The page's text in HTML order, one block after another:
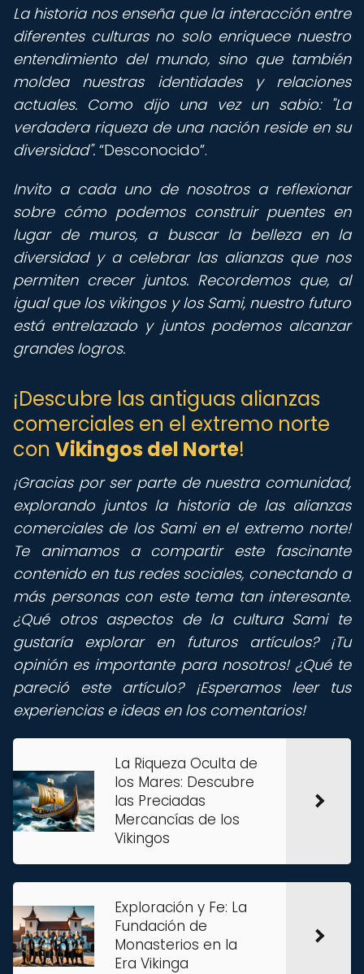
La historia nos enseña que la interacción entre
diferentes culturas no solo enriquece nuestro
entendimiento del mundo, sino que también
moldea nuestras identidades y relaciones
actuales. Como dijo una vez un sabio: "La
verdadera riqueza de una nación reside en su
diversidad". Desconocido .
Invito a cada uno de nosotros a reflexionar
sobre cómo podemos construir puentes en
lugar de muros, a buscar la belleza en la
diversidad y a celebrar las alianzas que nos
permiten crecer juntos. Recordemos que, al
igual que los vikingos y los Sami, nuestro futuro
está entrelazado y juntos podemos alcanzar
grandes logros.
¡Descubre las antiguas alianzas
comerciales en el extremo norte
con Vikingos del Norte!
¡Gracias por ser parte de nuestra comunidad,
explorando juntos la historia de las alianzas
comerciales de los Sami en el extremo norte!
Te animamos a compartir este fascinante
contenido en tus redes sociales, conectando a
más personas con este tema tan interesante.
¿Qué otros aspectos de la cultura Sami te
gustaría explorar en futuros artículos? ¡Tu
opinión es importante para nosotros! ¿Qué te
pareció este artículo? ¡Esperamos leer tus
experiencias e ideas en los comentarios!
La Riqueza Oculta de
los Mares: Descubre
las Preciadas
Mercancías de los
Vikingos
Exploración y Fe: La
Fundación de
Monasterios en la
Era Vikinga